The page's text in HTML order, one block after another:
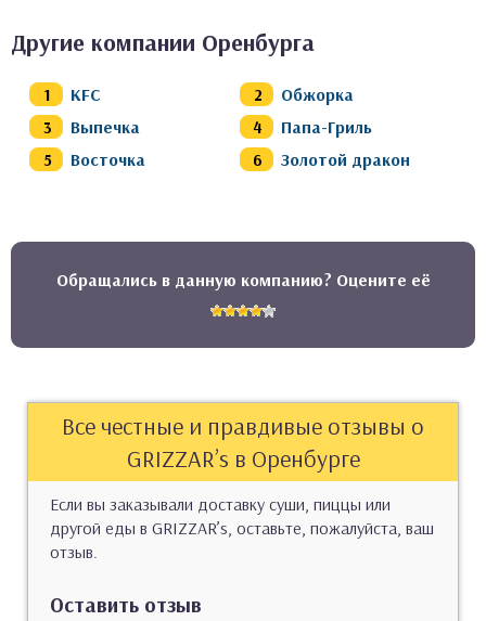
Другие компании Оренбурга
KFC
Обжорка
Выпечка
Папа-Гриль
Восточка
Золотой дракон
Обращались в данную компанию? Оцените её
Все честные и правдивые отзывы о
GRIZZAR’s в Оренбурге
Если вы заказывали доставку суши, пиццы или
другой еды в GRIZZAR’s, оставьте, пожалуйста, ваш
отзыв.
Оставить отзыв